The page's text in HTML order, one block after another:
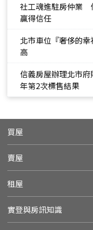
社工魂進駐房仲業
贏得信任
北市車位『奢侈的
高
信義房屋辦理北市
年第2次標售結果
買屋
賣屋
租屋
實登與房訊知識